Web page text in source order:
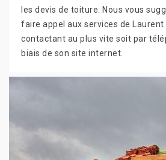
les devis de toiture. Nous vous
faire appel aux services de
contactant au plus vite soit par
biais de son site internet.